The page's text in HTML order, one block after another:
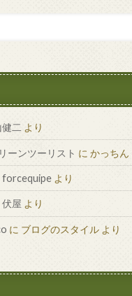
二 より
ーンツーリスト に かっちん
forcequipe より
伏屋 より
に ブログのスタイル より